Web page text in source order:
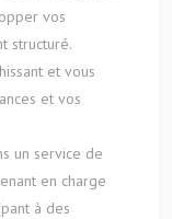
vos
structuré.
et vous
et vos
un service de
en charge
à des